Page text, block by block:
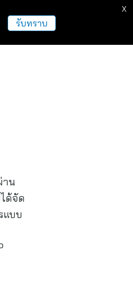
าน
ด้จัด
แบบ
รับทราบ
X